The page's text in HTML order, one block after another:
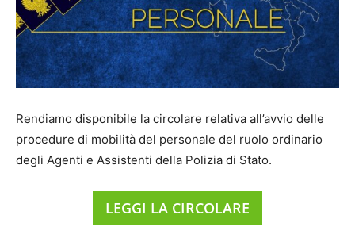
Rendiamo disponibile la circolare relativa all’avvio delle
procedure di mobilità del personale del ruolo ordinario
degli Agenti e Assistenti della Polizia di Stato.
LEGGI LA CIRCOLARE